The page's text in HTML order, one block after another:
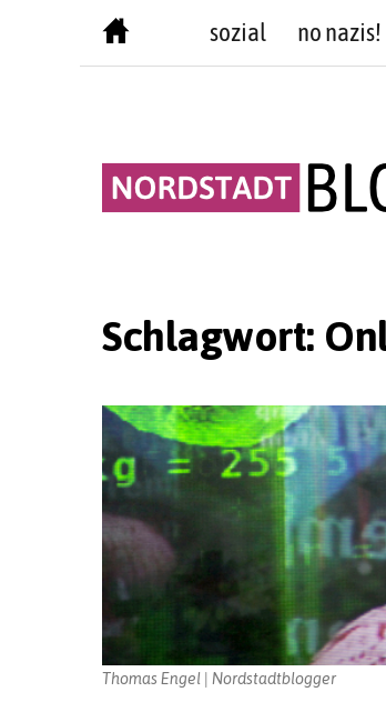
sozial no nazis!
Schlagwort:
Thomas Engel | Nordstadtblogger